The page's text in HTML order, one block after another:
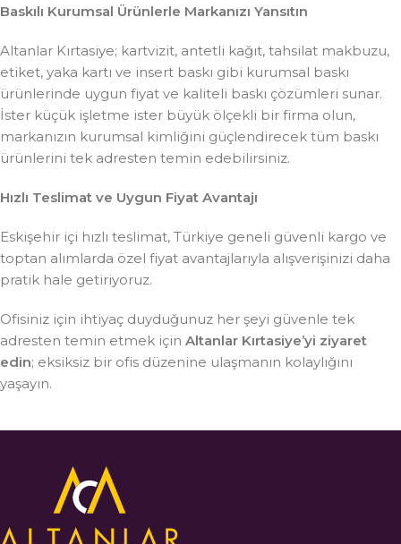
Baskılı Kurumsal Ürünlerle Markanızı Yansıtın
Altanlar Kırtasiye; kartvizit, antetli kağıt, tahsilat makbuzu,
etiket, yaka kartı ve insert baskı gibi kurumsal baskı
ürünlerinde uygun fiyat ve kaliteli baskı çözümleri sunar.
İster küçük işletme ister büyük ölçekli bir firma olun,
markanızın kurumsal kimliğini güçlendirecek tüm baskı
ürünlerini tek adresten temin edebilirsiniz.
Hızlı Teslimat ve Uygun Fiyat Avantajı
Eskişehir içi hızlı teslimat, Türkiye geneli güvenli kargo ve
toptan alımlarda özel fiyat avantajlarıyla alışverişinizi daha
pratik hale getiriyoruz.
Ofisiniz için ihtiyaç duyduğunuz her şeyi güvenle tek
adresten temin etmek için Altanlar Kırtasiye’yi ziyaret
edin; eksiksiz bir ofis düzenine ulaşmanın kolaylığını
yaşayın.